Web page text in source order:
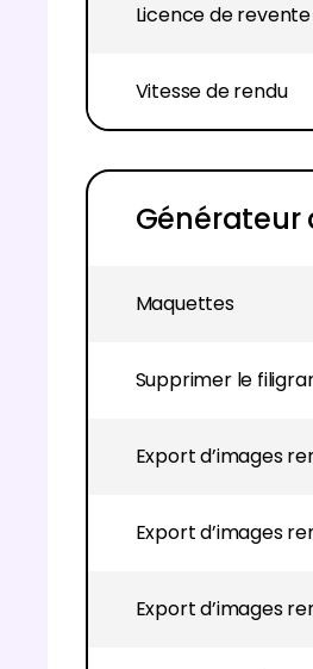
Licence de revente
Vitesse de rendu
Maquettes
Supprimer le
Export d’images
Export d’images
Export d’images